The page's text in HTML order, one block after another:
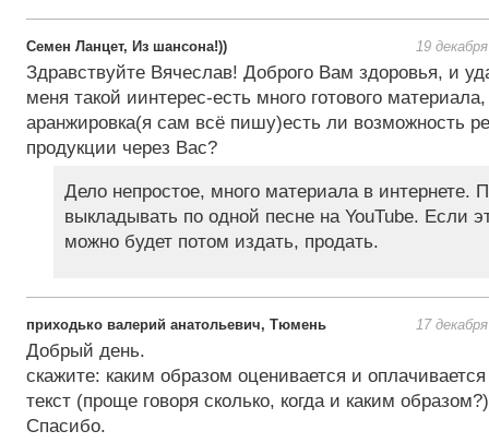
Семен Ланцет, Из шансона!)) 19
Здравствуйте Вячеслав! Доброго Вам здоровья, и
меня такой иинтерес-есть много готового
аранжировка(я сам всё пишу)есть ли возможность
продукции через Вас?
Дело непростое, много материала в интернете.
выкладывать по одной песне на YouTube. Если
можно будет потом издать, продать.
приходько валерий анатольевич, Тюмень 17
Добрый день.
скажите: каким образом оценивается и
текст (проще говоря сколько, когда и каким образом?)
Спасибо.